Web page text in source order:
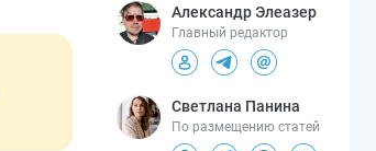
Александр Элеазер
Главный редактор
Светлана Панина
По размещению статей